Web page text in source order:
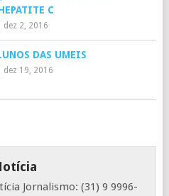
C
dez 2, 2016
DAS UMEIS
dez 19, 2016
Jornalismo: (31) 9 9996-